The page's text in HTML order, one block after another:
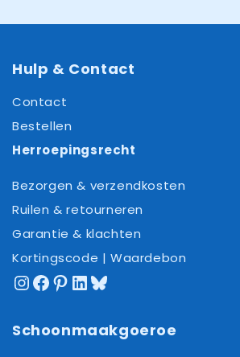
Hulp & Contact
Contact
Bestellen
Herroepingsrecht
Bezorgen & verzendkosten
Ruilen & retourneren
Garantie & klachten
Kortingscode | Waardebon
Instagram
Facebook
Pinterest
LinkedIn
Bluesky
Schoonmaakgoeroe